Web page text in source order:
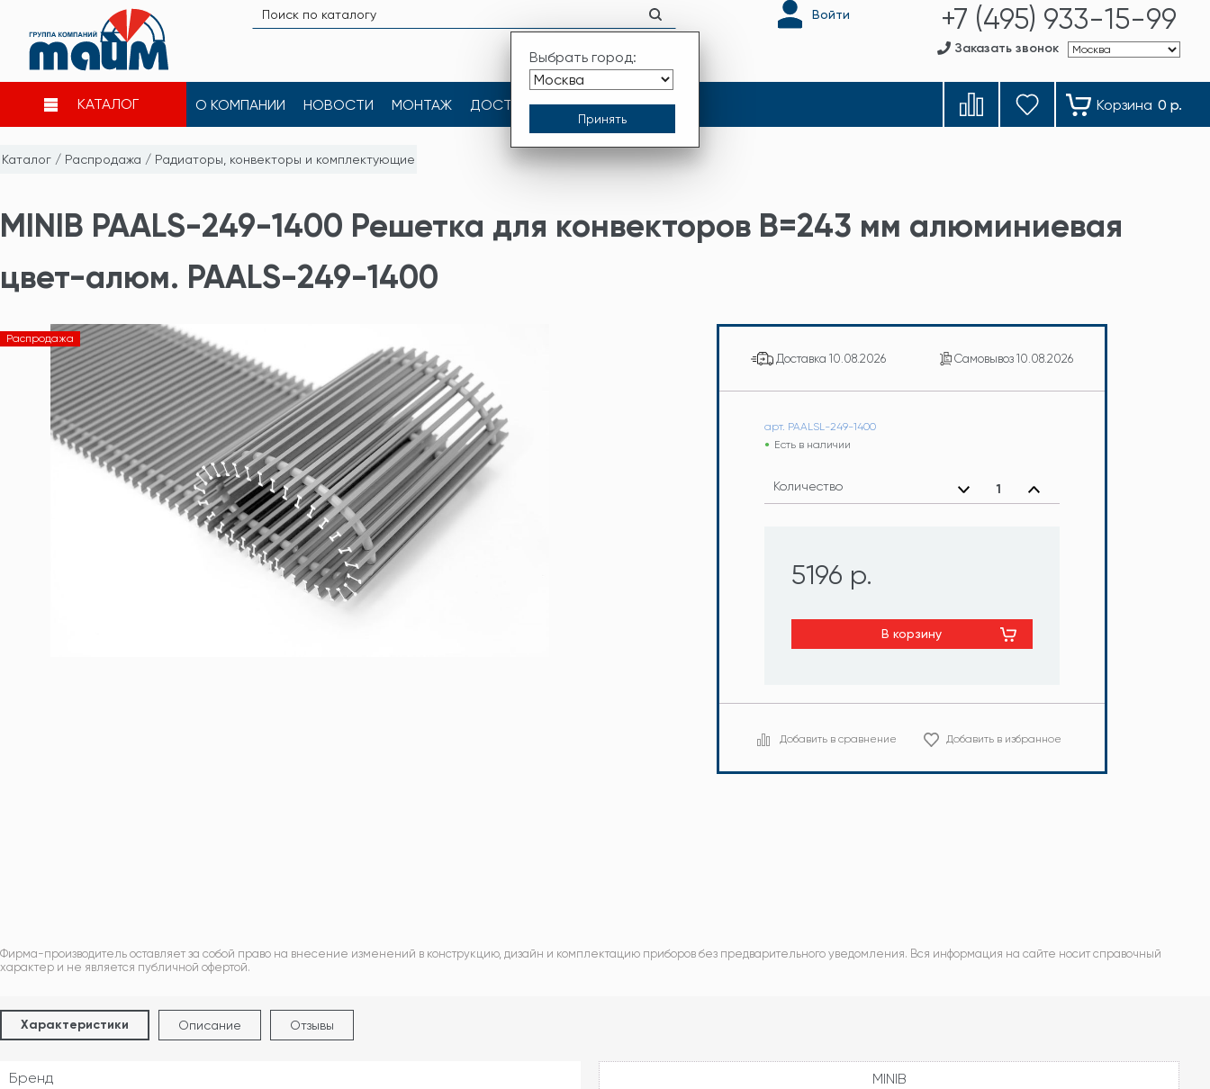
Выбрать город:
Войти +7 (495) 933-15-99
Заказать звонок
КАТАЛОГ О КОМПАНИИ НОВОСТИ МОНТАЖ ДОСТАВКА КОНТАКТЫ Корзина 0 р.
Каталог / Распродажа / Радиаторы, конвекторы и комплектующие
MINIB PAALS-249-1400 Решетка для конвекторов В=243 мм алюминиевая
цвет-алюм. PAALS-249-1400
Распродажа
Доставка 10.08.2026 Самовывоз10.08.2026
арт. PAALSL-249-1400
Есть в наличии
Количество
5196 р.
В корзину
Добавить в сравнение Добавить в избранное
Фирма-производитель оставляет за собой право на внесение изменений в конструкцию, дизайн и комплектацию приборов без предварительного уведомления. Вся информация на сайте носит справочный
характер и не является публичной офертой.
Характеристики Описание Отзывы
Бренд MINIB